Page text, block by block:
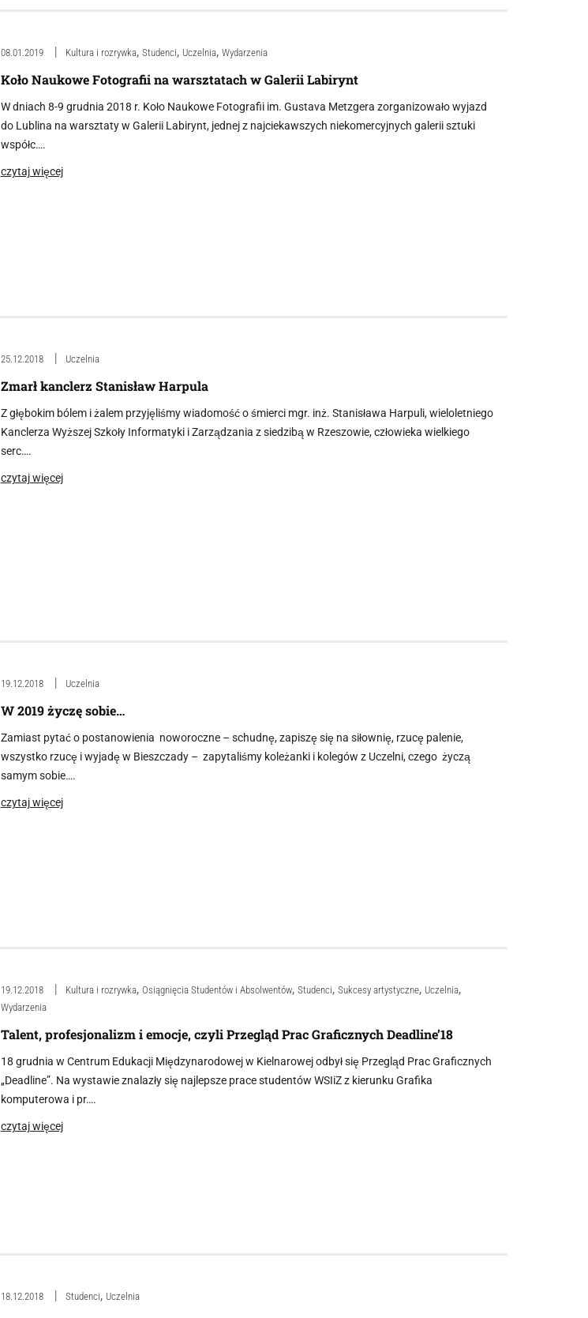
08.01.2019 Kultura i rozrywka, Studenci, Uczelnia, Wydarzenia
Koło Naukowe Fotografii na warsztatach w Galerii Labirynt
W dniach 8-9 grudnia 2018 r. Koło Naukowe Fotografii im. Gustava Metzgera zorganizowało wyjazd
do Lublina na warsztaty w Galerii Labirynt, jednej z najciekawszych niekomercyjnych galerii sztuki
współc….
czytaj więcej
25.12.2018 Uczelnia
Zmarł kanclerz Stanisław Harpula
Z głębokim bólem i żalem przyjęliśmy wiadomość o śmierci mgr. inż. Stanisława Harpuli, wieloletniego
Kanclerza Wyższej Szkoły Informatyki i Zarządzania z siedzibą w Rzeszowie, człowieka wielkiego
serc….
czytaj więcej
19.12.2018 Uczelnia
W 2019 życzę sobie…
Zamiast pytać o postanowienia noworoczne – schudnę, zapiszę się na siłownię, rzucę palenie,
wszystko rzucę i wyjadę w Bieszczady – zapytaliśmy koleżanki i kolegów z Uczelni, czego życzą
samym sobie….
czytaj więcej
19.12.2018 Kultura i rozrywka, Osiągnięcia Studentów i Absolwentów, Studenci, Sukcesy artystyczne, Uczelnia,
Wydarzenia
Talent, profesjonalizm i emocje, czyli Przegląd Prac Graficznych Deadline’18
18 grudnia w Centrum Edukacji Międzynarodowej w Kielnarowej odbył się Przegląd Prac Graficznych
„Deadline”. Na wystawie znalazły się najlepsze prace studentów WSIiZ z kierunku Grafika
komputerowa i pr….
czytaj więcej
18.12.2018 Studenci, Uczelnia